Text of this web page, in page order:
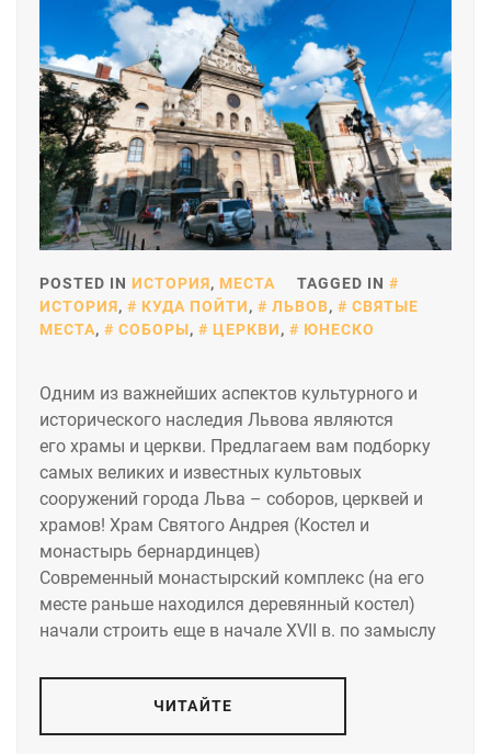
POSTED IN ИСТОРИЯ, МЕСТА
TAGGED IN
ИСТОРИЯ, КУДА ПОЙТИ, ЛЬВОВ,
СВЯТЫЕ
МЕСТА, СОБОРЫ, ЦЕРКВИ, ЮНЕСКО
Одним из важнейших аспектов культурного и
исторического наследия Львова являются
его храмы и церкви. Предлагаем вам подборку
самых великих и известных культовых
сооружений города Льва – соборов, церквей и
храмов! Храм Святого Андрея (Костел и
монастырь бернардинцев)
Современный монастырский комплекс (на его
месте раньше находился деревянный костел)
начали строить еще в начале XVII в. по замыслу
ЧИТАЙТЕ